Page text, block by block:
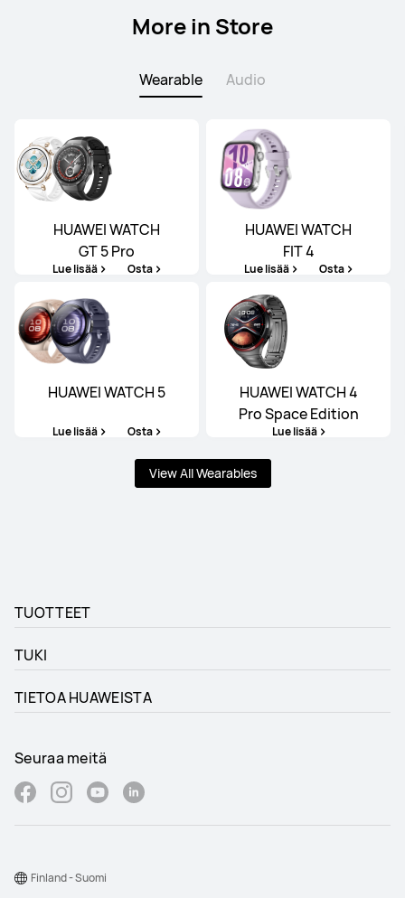
More in Store
Wearable Audio
HUAWEI WATCH
GT 5 Pro
Lue lisää Osta
HUAWEI WATCH
FIT 4
Lue lisää Osta
HUAWEI WATCH 5
Lue lisää Osta
HUAWEI WATCH 4
Pro Space Edition
Lue lisää
View All Wearables
TUOTTEET
TUKI
TIETOA HUAWEISTA
Seuraa meitä
Finland - Suomi